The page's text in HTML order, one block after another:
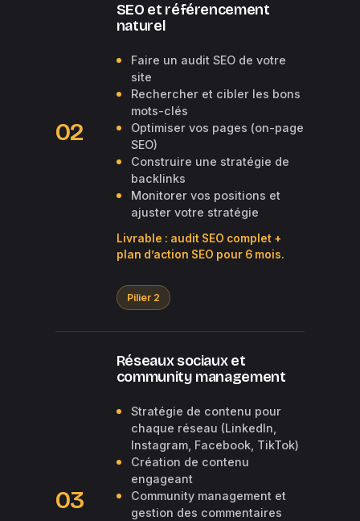
02
SEO et référencement
naturel
Faire un audit SEO de votre
site
Rechercher et cibler les bons
mots-clés
Optimiser vos pages (on-page
SEO)
Construire une stratégie de
backlinks
Monitorer vos positions et
ajuster votre stratégie
Livrable : audit SEO complet +
plan d’action SEO pour 6 mois.
Pilier 2
03
Réseaux sociaux et
community management
Stratégie de contenu pour
chaque réseau (LinkedIn,
Instagram, Facebook, TikTok)
Création de contenu
engageant
Community management et
gestion des commentaires